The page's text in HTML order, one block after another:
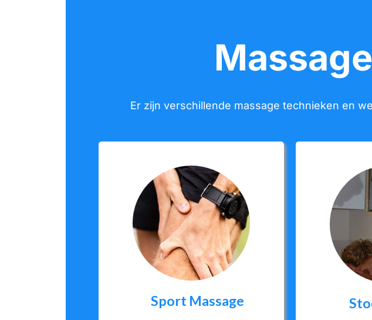
Er zijn verschillende massage technieken en
Sport Massage